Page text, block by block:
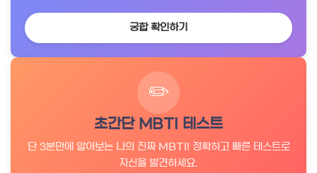
궁합 확인하기
✏️
초간단 MBTI 테스트
단 3분만에 알아보는 나의 진짜 MBTI! 정확하고 빠른 테스트로
자신을 발견하세요.